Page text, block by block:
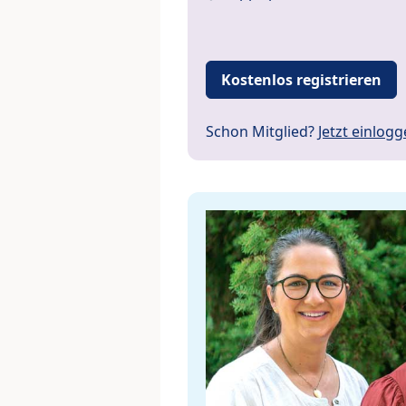
Kostenlos registrieren
Schon Mitglied? Jetzt